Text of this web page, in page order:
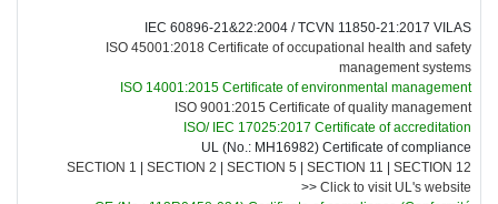
IEC 60896-21&22:2004 /TCVN 11850-21:2017 VILAS
ISO 45001:2018 Certificate of occupational health and safety
management systems
ISO 14001:2015 Certificate of environmental management
ISO 9001:2015 Certificate of quality management
ISO/ IEC 17025:2017 Certificate of accreditation
UL (No.: MH16982) Certificate of compliance
SECTION 1
SECTION 2 SECTION 5 SECTION 11
SECTION 12
>> Click to visit UL's website